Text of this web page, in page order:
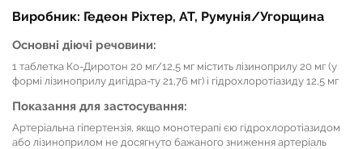
Виробник: Гедеон Ріхтер, АТ, Румунія/Угорщина
Основні діючі речовини:
1 таблетка Ко-Диротон 20 мг/12,5 мг містить лізиноприлу 20 мг (у
формі лізиноприлу дигідра-ту 21,76 мг) і гідрохлоротіазиду 12,5 мг
Показання для застосування:
Артеріальна гіпертензія, якщо монотерапі єю гідрохлоротіазидом
або лізиноприлом не досягнуто бажаного зниження артеріаль